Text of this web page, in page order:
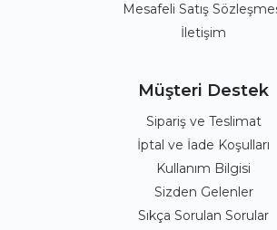
Mesafeli Satış
İletişim
Müşteri Destek
Sipariş ve Teslimat
İptal ve İade Koşulları
Kullanım Bilgisi
Sizden Gelenler
Sıkça Sorulan Sorular